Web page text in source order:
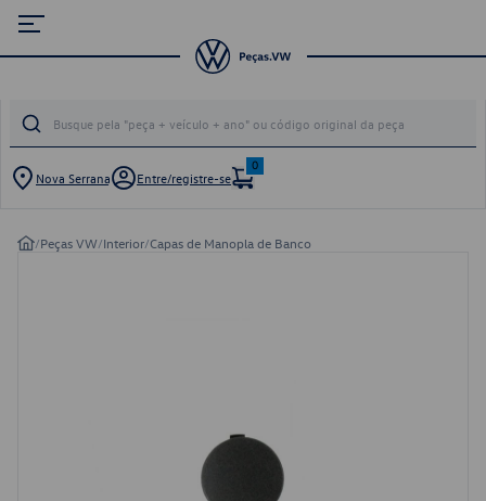
Nova Serrana Entre/registre-se
0
/Peças VW/Interior/Capas de Manopla de Banco